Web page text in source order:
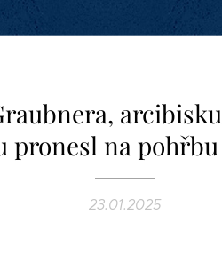
pronesl na
23.01.2025